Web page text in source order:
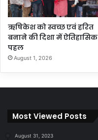
ऋषिकेश को स्वच्छ एवं हरित
बनाने की दिशा में ऐतिहासिक
पहल
August 1, 2026
Most Viewed Posts
August 31, 2023